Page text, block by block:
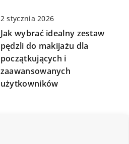
2 stycznia 2026
Jak wybrać idealny zestaw
pędzli do makijażu dla
początkujących i
zaawansowanych
użytkowników